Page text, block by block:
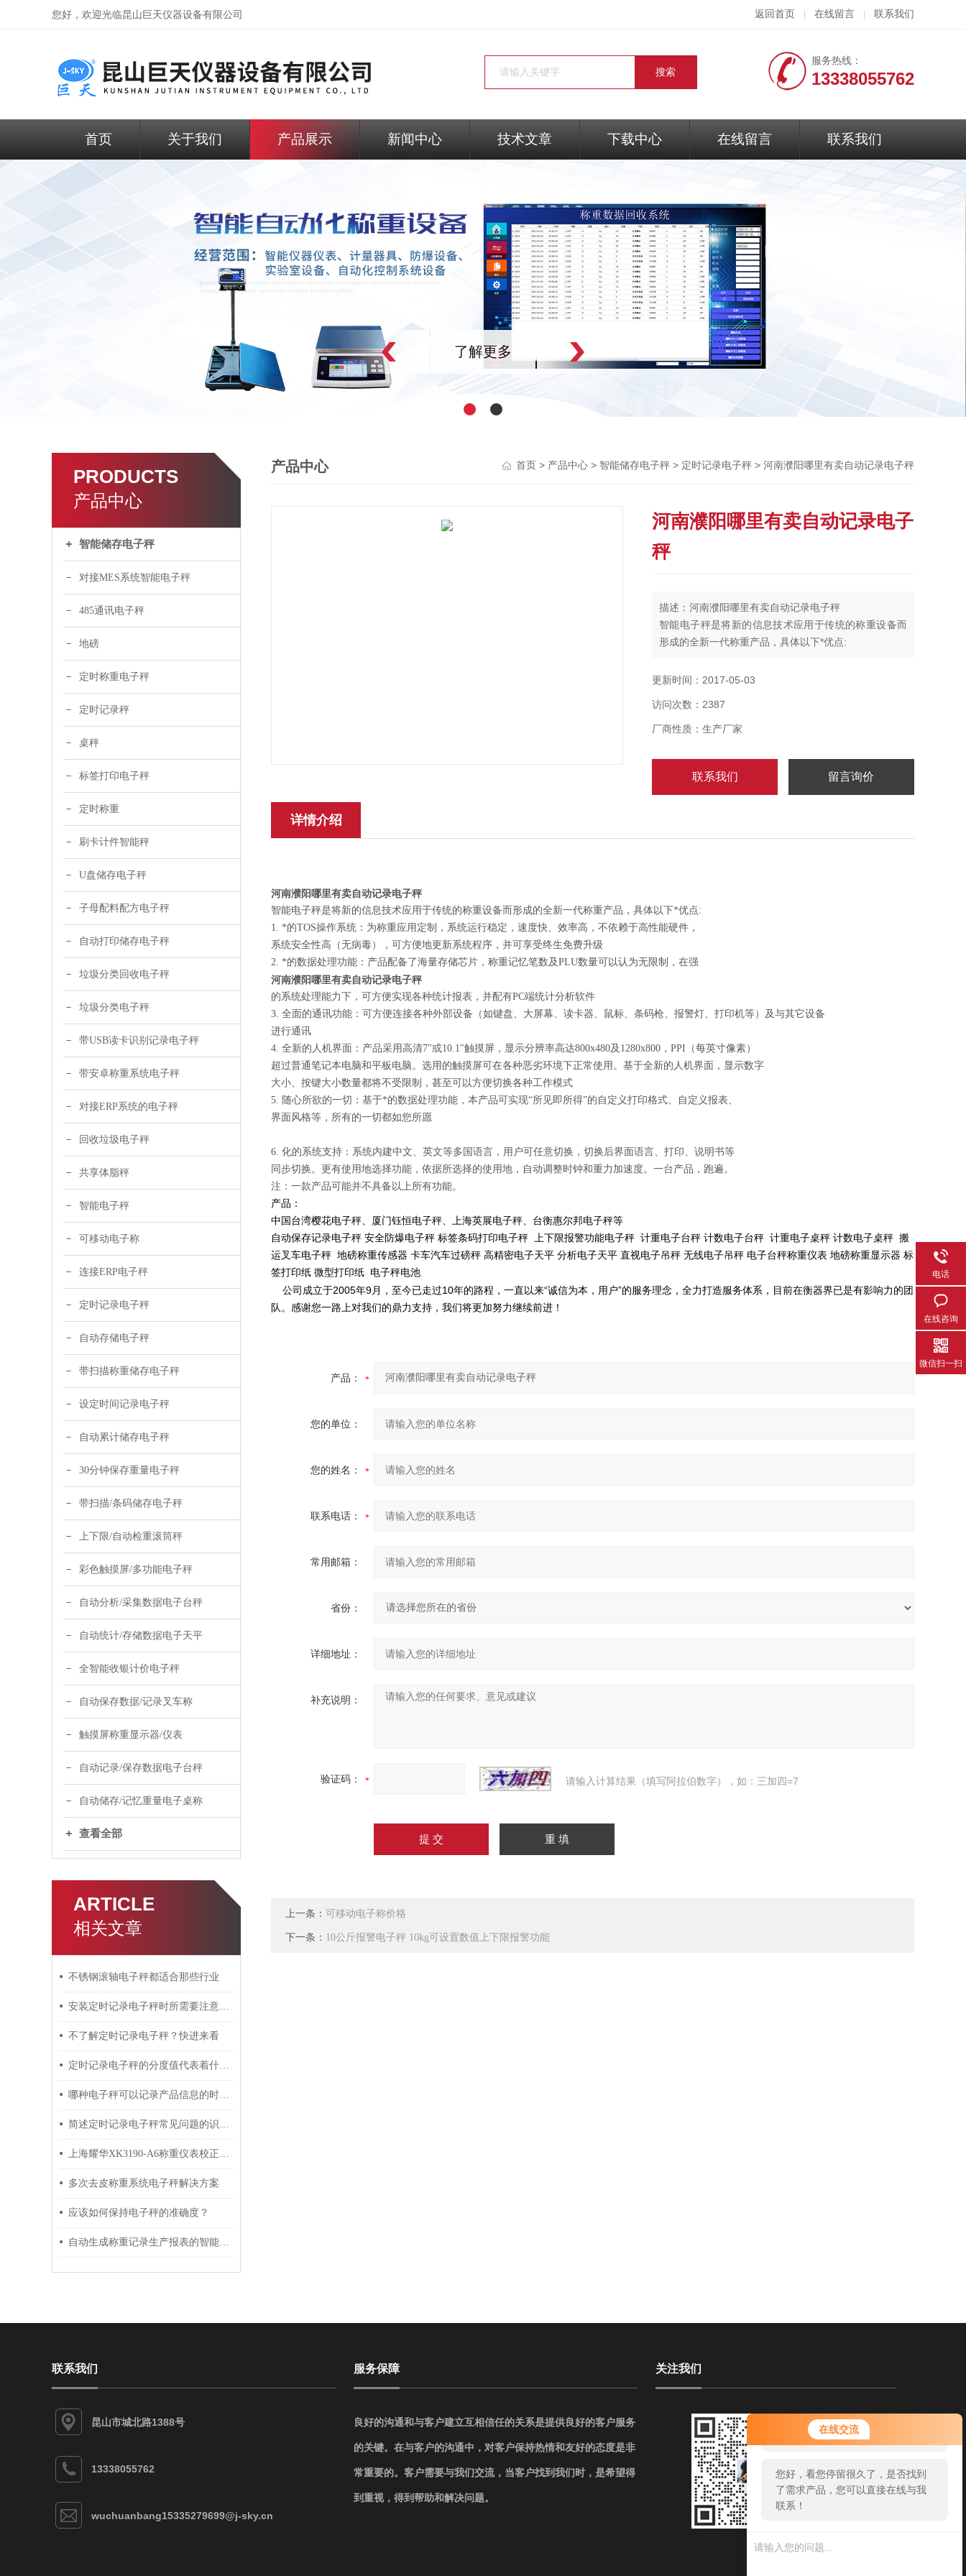
在线交流
您好！欢迎前来咨询，很高兴为您
服务，请问您要咨询什么问题呢？
您好，看您停留很久了，是否找到
了需求产品，您可以直接在线与我
联系！
您好，欢迎光临昆山巨天仪器设备有限公司 返回首页 在线留言 联系我们
服务热线：
13338055762
首页 关于我们 产品展示 新闻中心 技术文章 下载中心 在线留言 联系我们
了解更多
PRODUCTS
产品中心
智能储存电子秤
对接MES系统智能电子秤
485通讯电子秤
地磅
定时称重电子秤
定时记录秤
桌秤
标签打印电子秤
定时称重
刷卡计件智能秤
U盘储存电子秤
子母配料配方电子秤
自动打印储存电子秤
垃圾分类回收电子秤
垃圾分类电子秤
带USB读卡识别记录电子秤
带安卓称重系统电子秤
对接ERP系统的电子秤
回收垃圾电子秤
共享体脂秤
智能电子秤
可移动电子称
连接ERP电子秤
定时记录电子秤
自动存储电子秤
带扫描称重储存电子秤
设定时间记录电子秤
自动累计储存电子秤
30分钟保存重量电子秤
带扫描/条码储存电子秤
上下限/自动检重滚筒秤
彩色触摸屏/多功能电子秤
自动分析/采集数据电子台秤
自动统计/存储数据电子天平
全智能收银计价电子秤
自动保存数据/记录叉车称
触摸屏称重显示器/仪表
自动记录/保存数据电子台秤
自动储存/记忆重量电子桌称
查看全部
ARTICLE
相关文章
不锈钢滚轴电子秤都适合那些行业
安装定时记录电子秤时所需要注意的要点介绍
不了解定时记录电子秤？快进来看
定时记录电子秤的分度值代表着什么含义
哪种电子秤可以记录产品信息的时时变化？
简述定时记录电子秤常见问题的识别与解决方法
上海耀华XK3190-A6称重仪表校正基本方法
多次去皮称重系统电子秤解决方案
应该如何保持电子秤的准确度？
自动生成称重记录生产报表的智能电子秤功能简介
产品中心 首页 > 产品中心 > 智能储存电子秤 > 定时记录电子秤 > 河南濮阳哪里有卖自动记录电子秤
河南濮阳哪里有卖自动记录电子
秤
描述：河南濮阳哪里有卖自动记录电子秤
智能电子秤是将新的信息技术应用于传统的称重设备而
形成的全新一代称重产品，具体以下*优点:
速度快、效率高，不依赖于高性能硬件，
可享受终生免费升级
2. *的数据处理功能：产品配备了海量存储芯片，称重记
更新时间：2017-05-03
访问次数：2387
厂商性质：生产厂家
联系我们 留言询价
详情介绍
河南濮阳哪里有卖自动记录电子秤
智能电子秤是将新的信息技术应用于传统的称重设备而形成的全新一代称重产品，具体以下*优点:
1. *的TOS操作系统：为称重应用定制，系统运行稳定，速度快、效率高，不依赖于高性能硬件，
系统安全性高（无病毒），可方便地更新系统程序，并可享受终生免费升级
2. *的数据处理功能：产品配备了海量存储芯片，称重记忆笔数及PLU数量可以认为无限制，在强
河南濮阳哪里有卖自动记录电子秤
的系统处理能力下，可方便实现各种统计报表，并配有PC端统计分析软件
3. 全面的通讯功能：可方便连接各种外部设备（如键盘、大屏幕、读卡器、鼠标、条码枪、报警灯、打印机等）及与其它设备
进行通讯
4. 全新的人机界面：产品采用高清7"或10.1"触摸屏，显示分辨率高达800x480及1280x800，PPI（每英寸像素）
超过普通笔记本电脑和平板电脑。选用的触摸屏可在各种恶劣环境下正常使用。基于全新的人机界面，显示数字
大小、按键大小数量都将不受限制，甚至可以方便切换各种工作模式
5. 随心所欲的一切：基于*的数据处理功能，本产品可实现“所见即所得”的自定义打印格式、自定义报表、
界面风格等，所有的一切都如您所愿
6. 化的系统支持：系统内建中文、英文等多国语言，用户可任意切换，切换后界面语言、打印、说明书等
同步切换。更有使用地选择功能，依据所选择的使用地，自动调整时钟和重力加速度。一台产品，跑遍。
注：一款产品可能并不具备以上所有功能。
产品：
中国台湾樱花电子秤、厦门钰恒电子秤、上海英展电子秤、台衡惠尔邦电子秤等
自动保存记录电子秤 安全防爆电子秤 标签条码打印电子秤 上下限报警功能电子秤 计重电子台秤 计数电子台秤 计重电子桌秤 计数电子桌秤 搬
运叉车电子秤 地磅称重传感器 卡车汽车过磅秤 高精密电子天平 分析电子天平 直视电子吊秤 无线电子吊秤 电子台秤称重仪表 地磅称重显示器 标
签打印纸 微型打印纸 电子秤电池
公司成立于2005年9月，至今已走过10年的路程，一直以来“诚信为本，用户”的服务理念，全力打造服务体系，目前在衡器界已是有影响力的团
队。感谢您一路上对我们的鼎力支持，我们将更加努力继续前进！
产品：
您的单位：
您的姓名：
联系电话：
常用邮箱：
省份：
详细地址：
补充说明：
验证码： 请输入计算结果（填写阿拉伯数字），如：三加四=7
上一条： 可移动电子称价格
下一条： 10公斤报警电子秤 10kg可设置数值上下限报警功能
联系我们
昆山市城北路1388号
13338055762
wuchuanbang15335279699@j-sky.cn
服务保障
良好的沟通和与客户建立互相信任的关系是提供良好的客户服务
的关键。在与客户的沟通中，对客户保持热情和友好的态度是非
常重要的。客户需要与我们交流，当客户找到我们时，是希望得
到重视，得到帮助和解决问题。
关注我们
电话
在线咨询
微信扫一扫